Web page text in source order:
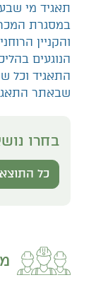
תאגיד מי
במסגרת
והקניין
הנוגעים
התאגיד וכל
שבאתר
בחרו
כל